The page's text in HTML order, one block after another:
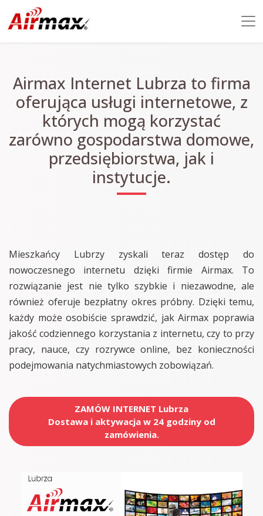
Airmax Internet Lubrza to firma
oferująca usługi internetowe, z
których mogą korzystać
zarówno gospodarstwa domowe,
przedsiębiorstwa, jak i
instytucje.
Mieszkańcy Lubrzy zyskali teraz dostęp do
nowoczesnego internetu dzięki firmie Airmax. To
rozwiązanie jest nie tylko szybkie i niezawodne, ale
również oferuje bezpłatny okres próbny. Dzięki temu,
każdy może osobiście sprawdzić, jak Airmax poprawia
jakość codziennego korzystania z internetu, czy to przy
pracy, nauce, czy rozrywce online, bez konieczności
podejmowania natychmiastowych zobowiązań.
ZAMÓW INTERNET Lubrza
Dostawa i aktywacja w 24 godziny od
zamówienia.